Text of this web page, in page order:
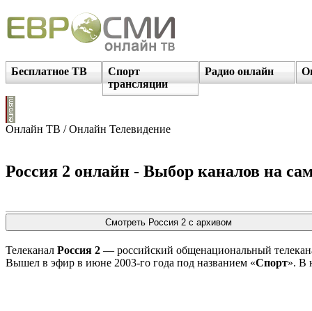
Бесплатное ТВ
Спорт
трансляции
Радио онлайн
Онлайн ТВ / Онлайн Телевидение
Россия 2 онлайн - Выбор каналов на
Телеканал Россия 2 — российский общенациональный
Вышел в эфир в июне 2003-го года под названием «Спорт». В